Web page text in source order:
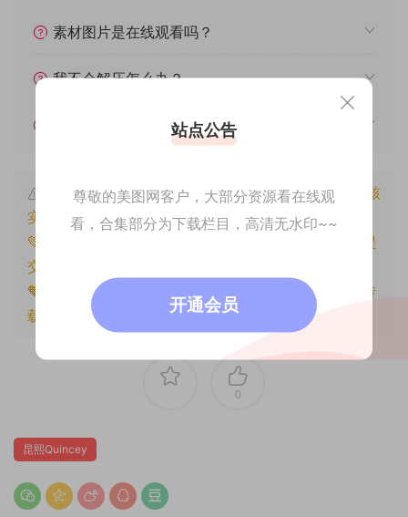
素材图片是在线观看吗？
我不会解压怎么办？
遇见其他问题怎么办？
本文资源仅供个人参考学习，请勿批量搬运，一经核
实将封禁账号权限！
💚本文资源均来源网友分享，若侵犯了您的权益可以提
交工单处理。
🧡原文链接：
https://www.znjfg.com/2625.html
，转
载请注明出处。
0
昆熙Quincey
站点公告
尊敬的美图网客户，大部分资源看在线观
看，合集部分为下载栏目，高清无水印~~
开通会员